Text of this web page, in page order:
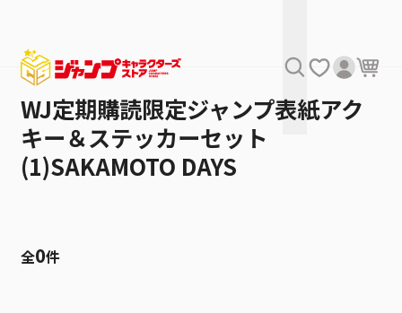
WJ定期購読限定ジャンプ表紙アク
キー＆ステッカーセット
(1)SAKAMOTO DAYS
全0件